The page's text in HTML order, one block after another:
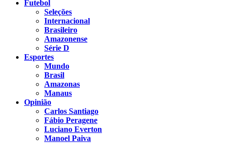
Futebol
Seleções
Internacional
Brasileiro
Amazonense
Série D
Esportes
Mundo
Brasil
Amazonas
Manaus
Opinião
Carlos Santiago
Fábio Peragene
Luciano Everton
Manoel Paiva